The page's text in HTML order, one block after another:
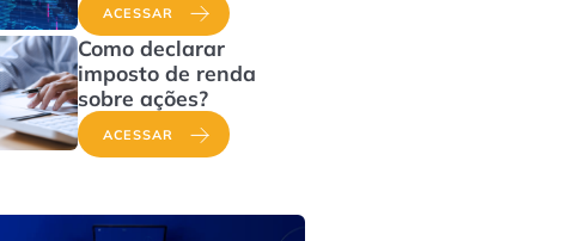
ACESSAR
Como declarar
imposto de renda
sobre ações?
ACESSAR